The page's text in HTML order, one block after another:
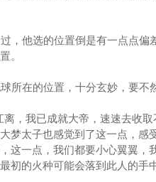
，他选的位置倒是有一点点偏
。
所在的位置，十分玄妙，要不
，我已成就大帝，速速去收取
梦太子也感觉到了这一点，感
这一点，我们都要小心翼翼，
初的火种可能会落到此人的手